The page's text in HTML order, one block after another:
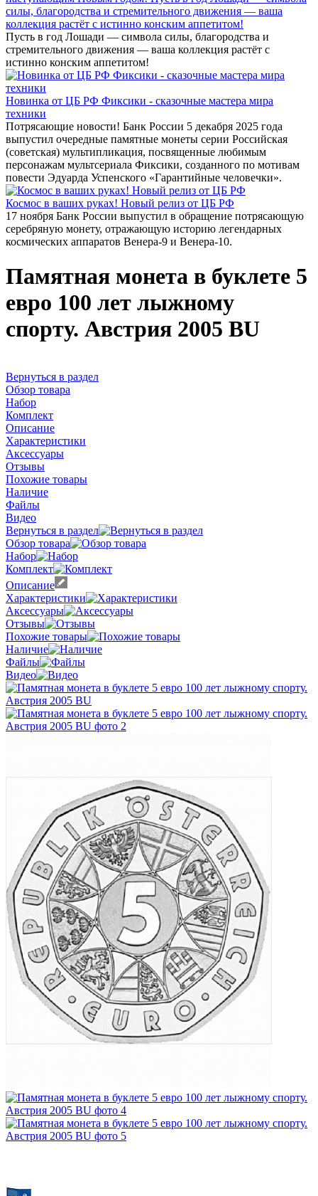
силы, благородства и стремительного движения — ваша
коллекция растёт с истинно конским аппетитом!
Пусть в год Лошади — символа силы, благородства и
стремительного движения — ваша коллекция растёт с
истинно конским аппетитом!
Новинка от ЦБ РФ Фиксики - сказочные мастера мира
техники
Потрясающие новости! Банк России 5 декабря 2025 года
выпустил очередные памятные монеты серии Российская
(советская) мультипликация, посвященные любимым
персонажам мультсериала Фиксики, созданного по мотивам
повести Эдуарда Успенского «Гарантийные человечки».
Космос в ваших руках! Новый релиз от ЦБ РФ
17 ноября Банк России выпустил в обращение потрясающую
серебряную монету, отражающую историю легендарных
космических аппаратов Венера-9 и Венера-10.
Памятная монета в буклете 5
евро 100 лет лыжному
спорту. Австрия 2005 BU
Вернуться в раздел
Обзор товара
Набор
Комплект
Описание
Характеристики
Аксессуары
Отзывы
Похожие товары
Наличие
Файлы
Видео
Вернуться в раздел
Обзор товара
Набор
Комплект
Описание
Характеристики
Аксессуары
Отзывы
Похожие товары
Наличие
Файлы
Видео